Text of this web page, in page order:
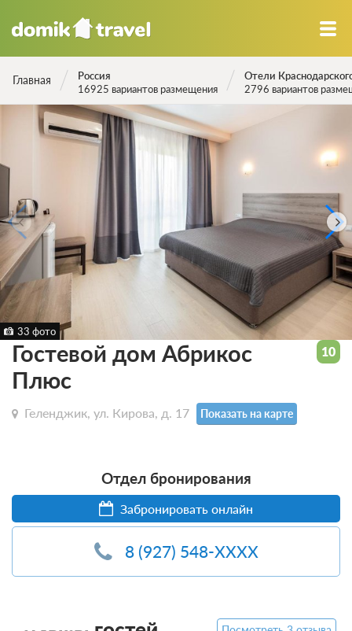
Главная
Россия
16925 вариантов размещения
Отели
2796 вариантов
33 фото
Гостевой дом Абрикос
Плюс
Геленджик, ул. Кирова, д. 17 Показать на карте
Отдел бронирования
Забронировать онлайн
8 (927) 548-XXXX
10